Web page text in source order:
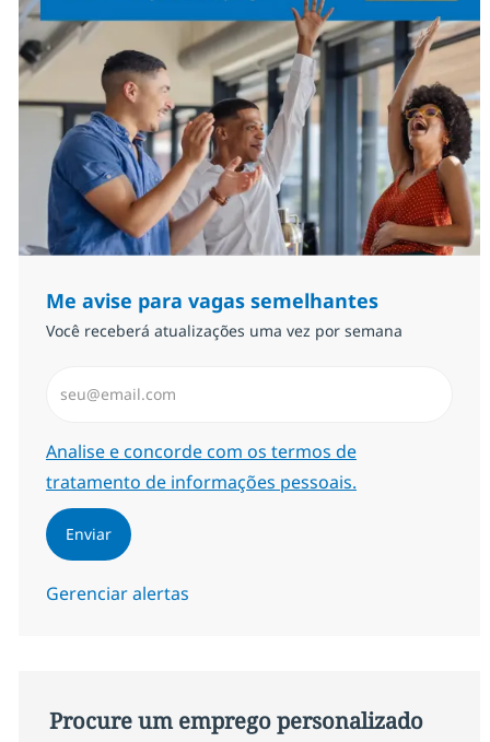
Me avise para vagas semelhantes
Você receberá atualizações uma vez por semana
Required
Analise e concorde com os termos de
tratamento de informações pessoais.
Enviar
Gerenciar alertas
Procure um emprego personalizado